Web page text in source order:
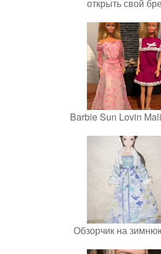
открыть свой
Barbie Sun Lovin
Обзорчик на